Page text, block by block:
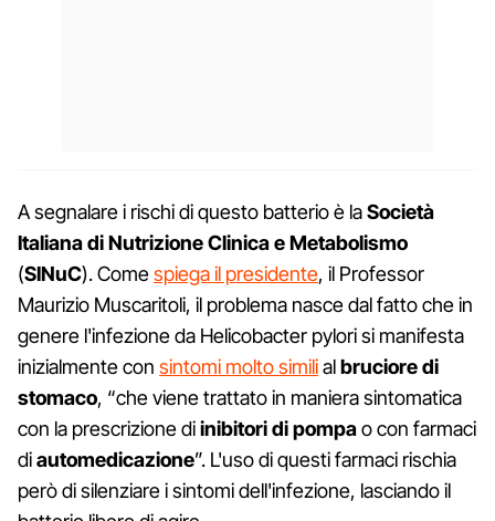
A segnalare i rischi di questo batterio è laSocietà
Italiana di Nutrizione Clinica e Metabolismo
(SINuC). Comespiega il presidente, il Professor
Maurizio Muscaritoli, il problema nasce dal fatto che in
genere l'infezione da Helicobacter pylori si manifesta
inizialmente con sintomi molto similialbruciore di
stomaco, “che viene trattato in maniera sintomatica
con la prescrizione diinibitori di pompao con farmaci
diautomedicazione”. L'uso di questi farmaci rischia
però di silenziare i sintomi dell'infezione, lasciando il